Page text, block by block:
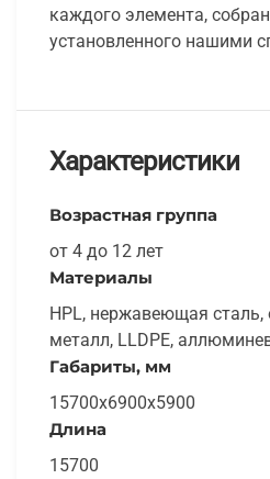
каждого элемента,
установленного нашими
Характеристики
Возрастная группа
от 4 до 12 лет
Материалы
HPL, нержавеющая
металл, LLDPE,
Габариты, мм
15700x6900x5900
Длина
15700